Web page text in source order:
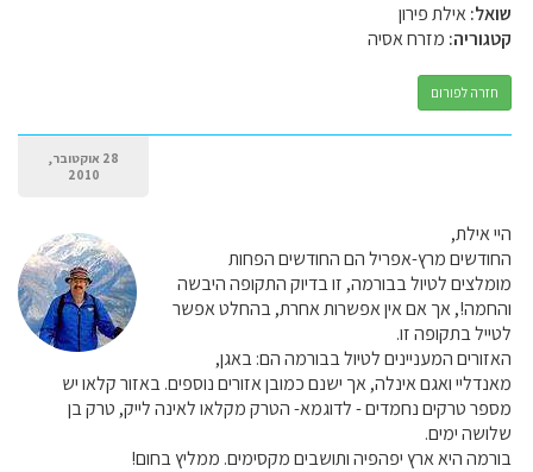
שואל:אילת פירון
קטגוריה: מזרח אסיה
חזרה לפורום
28 אוקטובר,
2010
היי אילת,
החודשים מרץ-אפריל הם החודשים הפחות
מומלצים לטיול בבורמה, זו בדיוק התקופה היבשה
והחמה!, אך אם אין אפשרות אחרת, בהחלט אפשר
לטייל בתקופה זו.
האזורים המעניינים לטיול בבורמה הם: באגן,
מאנדליי ואגם אינלה, אך ישנם כמובן אזורים נוספים. באזור קלאו יש
מספר טרקים נחמדים - לדוגמא- הטרק מקלאו לאינה לייק, טרק בן
שלושה ימים.
בורמה היא ארץ יפהפיה ותושבים מקסימים. ממליץ בחום!